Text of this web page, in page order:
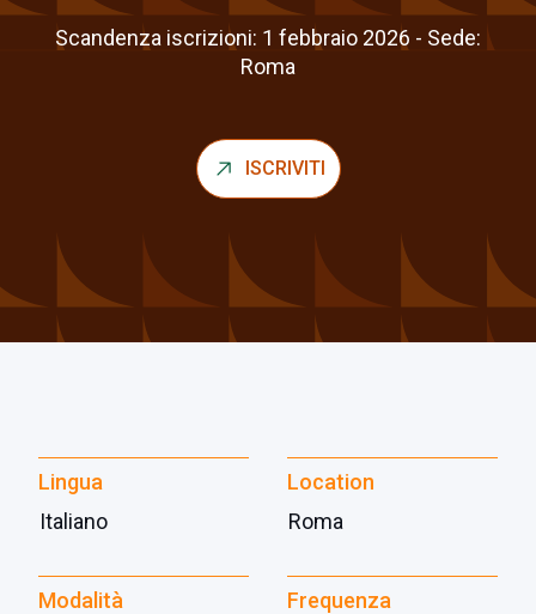
Scandenza iscrizioni: 1 febbraio 2026 - Sede:
Roma
ISCRIVITI
Lingua
Italiano
Location
Roma
Modalità
Frequenza